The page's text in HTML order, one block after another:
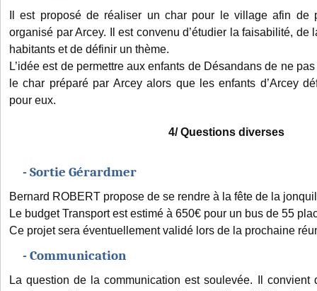
Il est proposé de réaliser un char pour le village afin de
organisé par Arcey. Il est convenu d’étudier la faisabilité, de
habitants et de définir un thème.
L’idée est de permettre aux enfants de Désandans de ne
le char préparé par Arcey alors que les enfants d’Arcey
pour eux.
4/ Questions diverses
- Sortie Gérardmer
Bernard ROBERT propose de se rendre à la fête de la
Le budget Transport est estimé à 650€ pour un bus de 55
Ce projet sera éventuellement validé lors de la prochaine
- Communication
La question de la communication est soulevée. Il